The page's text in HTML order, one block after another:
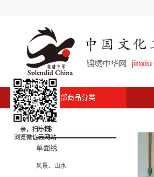
全部商品分类
苏绣
单面绣
风景、山水
亲，扫一扫
浏览微信云网站